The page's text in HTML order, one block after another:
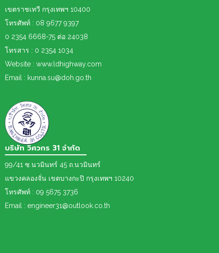
เขตราชเทวี กรุงเทพฯ 10400
โทรศัพท์ : 08 9677 9397
0 2354 6668-75 ต่อ 24038
โทรสาร : 0 2354 1034
Website : www.ldhighway.com
Email : kunna.su@doh.go.th
บริษัท วิศวกร 31 จำกัด
99/41 ซ.นวมินทร์ 45 ถ.นวมินทร์
แขวงคลองจั่น เขตบางกะปิ กรุงเทพฯ 10240
โทรศัพท์ : 09 5675 3736
Email : engineer31@outlook.co.th